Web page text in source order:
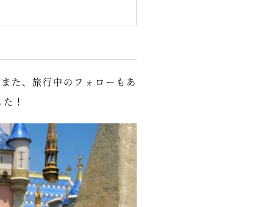
た、旅行中のフォローもあ
！